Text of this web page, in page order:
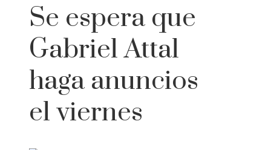
Se espera que
Gabriel Attal
haga anuncios
el viernes